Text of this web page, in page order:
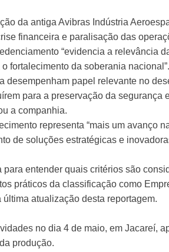
da antiga Avibras Indústria
financeira e paralisação das
“evidencia a relevância
fortalecimento da soberania nacional”.
desempenham papel relevante no
para a preservação da segurança
a companhia.
representa “mais um avanço
de soluções estratégicas e
entender quais critérios são
práticos da classificação como
atualização desta reportagem.
no dia 4 de maio, em Jacareí,
produção.